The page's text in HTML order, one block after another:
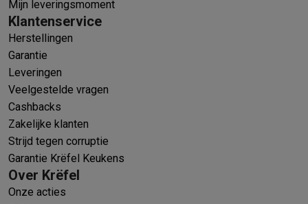
Mijn leveringsmoment
Klantenservice
Herstellingen
Garantie
Leveringen
Veelgestelde vragen
Cashbacks
Zakelijke klanten
Strijd tegen corruptie
Garantie Krëfel Keukens
Over Krëfel
Onze acties